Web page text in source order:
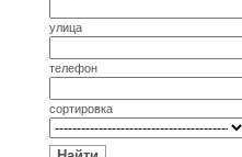
улица
телефон
сортировка